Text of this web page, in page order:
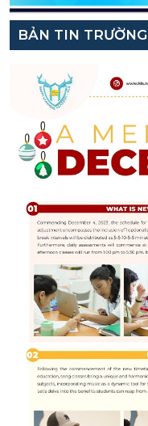
BẢN TIN TRƯỜNG